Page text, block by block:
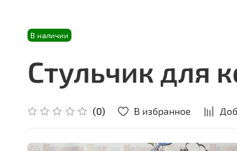
В наличии
Стульчик для
(0) В избранное